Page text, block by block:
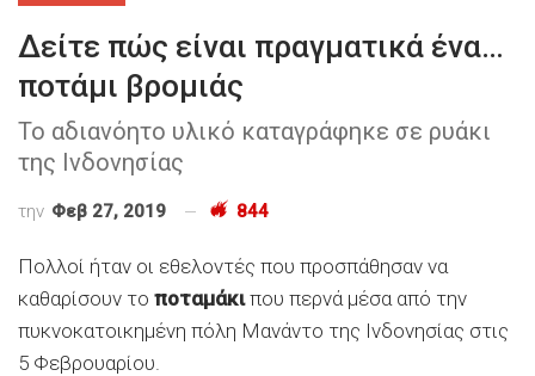
Δείτε πώς είναι πραγματικά ένα…
ποτάμι βρομιάς
Το αδιανόητο υλικό καταγράφηκε σε ρυάκι
της Ινδονησίας
την Φεβ 27, 2019 844
Πολλοί ήταν οι εθελοντές που προσπάθησαν να
καθαρίσουν το ποταμάκιπου περνά μέσα από την
πυκνοκατοικημένη πόλη Μανάντο της Ινδονησίας στις
5 Φεβρουαρίου.